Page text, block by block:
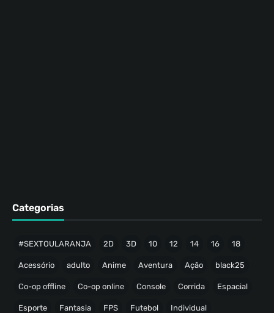
Categorias
#SEXTOULARANJA 2D 3D 10 12 14 16 18
Acessório adulto Anime Aventura Ação black25
Co-op offline Co-op online Console Corrida Espacial
Esporte Fantasia FPS Futebol Individual